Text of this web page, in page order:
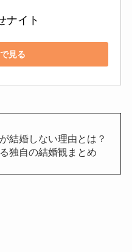
ナイト
見る
結婚しない理由とは？
独自の結婚観まとめ